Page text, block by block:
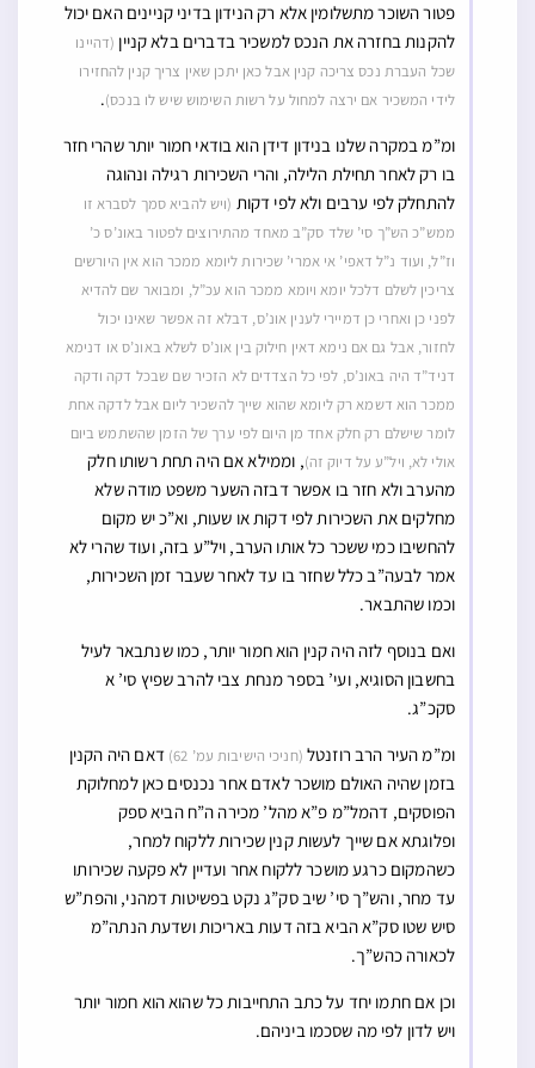
פטור השוכר מתשלומין אלא רק הנידון בדיני קניינים האם יכול
להקנות בחזרה את הנכס למשכיר בדברים בלא קניין (דהיינו
שכל העברת נכס צריכה קנין אבל כאן יתכן שאין צריך קנין להחזירו
לידי המשכיר אם ירצה למחול על רשות השימוש שיש לו בנכס).
ומ”מ במקרה שלנו בנידון דידן הוא בודאי חמור יותר שהרי חזר
בו רק לאחר תחילת הלילה, והרי השכירות רגילה ונהוגה
להתחלק לפי ערבים ולא לפי דקות (ויש להביא סמך לסברא זו
ממש”כ הש”ך סי’ שלד סק”ב מאחד מהתירוצים לפטור באונ’ס כ’
וז”ל, ועוד נ”ל דאפי’ אי אמרי’ שכירות ליומא ממכר הוא אין היורשים
צריכין לשלם דלכל יומא ויומא ממכר הוא עכ”ל, ומבואר שם להדיא
לפני כן ואחרי כן דמיירי לענין אונ’ס, דבלא זה אפשר שאינו יכול
לחזור, אבל גם אם נימא דאין חילוק בין אונ’ס לשלא באונ’ס או דנימא
דניד”ד היה באונ’ס, לפי כל הצדדים לא הזכיר שם שבכל דקה ודקה
ממכר הוא דשמא רק ליומא שהוא שייך להשכיר ליום אבל לדקה אחת
לומר שישלם רק חלק אחד מן היום לפי ערך של הזמן שהשתמש ביום
אולי לא, ויל”ע על דיוק זה), וממילא אם היה תחת רשותו חלק
מהערב ולא חזר בו אפשר דבזה השער משפט מודה שלא
מחלקים את השכירות לפי דקות או שעות, וא”כ יש מקום
להחשיבו כמי ששכר כל אותו הערב, ויל”ע בזה, ועוד שהרי לא
אמר לבעה”ב כלל שחזר בו עד לאחר שעבר זמן השכירות,
וכמו שהתבאר.
ואם בנוסף לזה היה קנין הוא חמור יותר, כמו שנתבאר לעיל
בחשבון הסוגיא, ועי’ בספר מנחת צבי להרב שפיץ סי’ א
סקכ”ג.
ומ”מ העיר הרב רוזנטל (חניכי הישיבות עמ’ 62)
דאם היה הקנין
בזמן שהיה האולם מושכר לאדם אחר נכנסים כאן למחלוקת
הפוסקים, דהמל”מ פ”א מהל’ מכירה ה”ח הביא ספק
ופלוגתא אם שייך לעשות קנין שכירות ללקוח למחר,
כשהמקום כרגע מושכר ללקוח אחר ועדיין לא פקעה שכירותו
עד מחר, והש”ך סי’ שיב סק”ג נקט בפשיטות דמהני, והפת”ש
סיש שטו סק”א הביא בזה דעות באריכות ושדעת הנתה”מ
לכאורה כהש”ך.
וכן אם חתמו יחד על כתב התחייבות כל שהוא הוא חמור יותר
ויש לדון לפי מה שסכמו ביניהם.